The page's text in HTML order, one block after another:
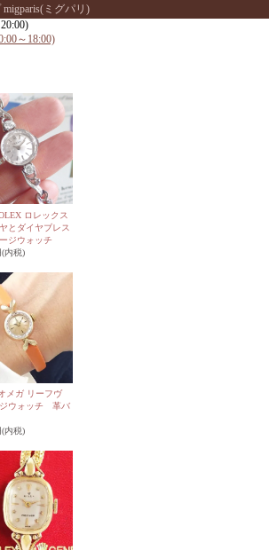
ミグパリ)
ロレックス
とダイヤブレス
ジウォッチ
(内税)
メガ リーフヴ
ジウォッチ 革バ
(内税)